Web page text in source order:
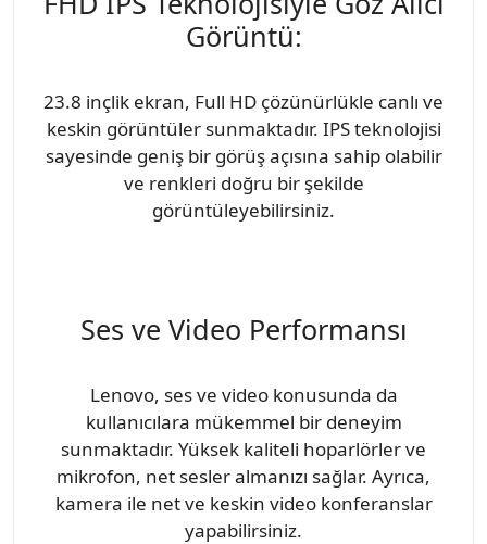
Görüntü:
23.8 inçlik ekran, Full HD çözünürlükle canlı ve
keskin görüntüler sunmaktadır. IPS teknolojisi
sayesinde geniş bir görüş açısına sahip olabilir
ve renkleri doğru bir şekilde
görüntüleyebilirsiniz.
Ses ve Video Performansı
Lenovo, ses ve video konusunda da
kullanıcılara mükemmel bir deneyim
sunmaktadır. Yüksek kaliteli hoparlörler ve
mikrofon, net sesler almanızı sağlar. Ayrıca,
kamera ile net ve keskin video konferanslar
yapabilirsiniz.